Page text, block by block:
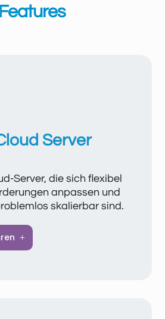
Features
Server
Server, die sich flexibel
anpassen und
skalierbar sind.
Cloud-Server liefern
hohe Flexibilität und